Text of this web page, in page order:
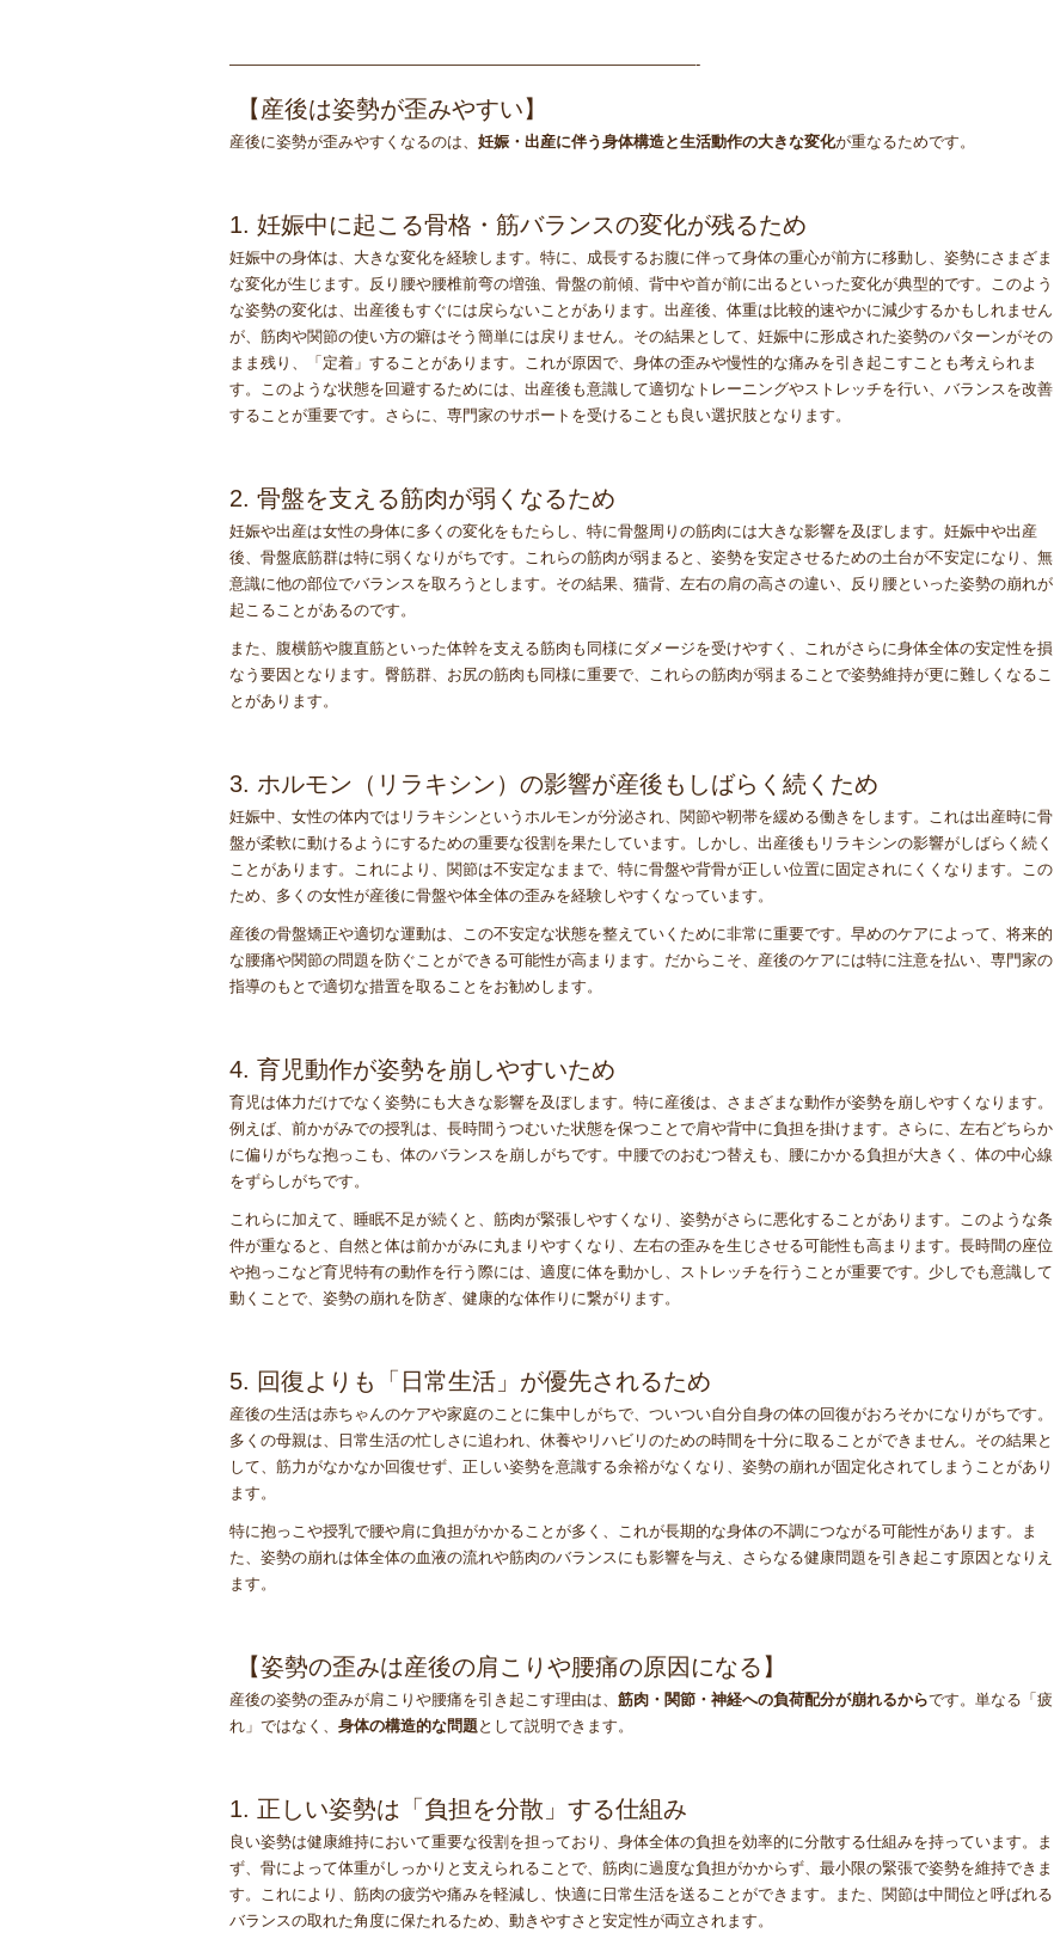
——————————————————————————————-
【産後は姿勢が歪みやすい】
産後に姿勢が歪みやすくなるのは、 妊娠・出産に伴う身体構造と生活動作の大きな変化が重なるためです。
1. 妊娠中に起こる骨格・筋バランスの変化が残るため
妊娠中の身体は、大きな変化を経験します。特に、成長するお腹に伴って身体の重心が前方に移動し、姿勢にさまざま
な変化が生じます。反り腰や腰椎前弯の増強、骨盤の前傾、背中や首が前に出るといった変化が典型的です。このよう
な姿勢の変化は、出産後もすぐには戻らないことがあります。出産後、体重は比較的速やかに減少するかもしれません
が、筋肉や関節の使い方の癖はそう簡単には戻りません。その結果として、妊娠中に形成された姿勢のパターンがその
まま残り、「定着」することがあります。これが原因で、身体の歪みや慢性的な痛みを引き起こすことも考えられま
す。このような状態を回避するためには、出産後も意識して適切なトレーニングやストレッチを行い、バランスを改善
することが重要です。さらに、専門家のサポートを受けることも良い選択肢となります。
2. 骨盤を支える筋肉が弱くなるため
妊娠や出産は女性の身体に多くの変化をもたらし、特に骨盤周りの筋肉には大きな影響を及ぼします。妊娠中や出産
後、骨盤底筋群は特に弱くなりがちです。これらの筋肉が弱まると、姿勢を安定させるための土台が不安定になり、無
意識に他の部位でバランスを取ろうとします。その結果、猫背、左右の肩の高さの違い、反り腰といった姿勢の崩れが
起こることがあるのです。
また、腹横筋や腹直筋といった体幹を支える筋肉も同様にダメージを受けやすく、これがさらに身体全体の安定性を損
なう要因となります。臀筋群、お尻の筋肉も同様に重要で、これらの筋肉が弱まることで姿勢維持が更に難しくなるこ
とがあります。
3. ホルモン（リラキシン）の影響が産後もしばらく続くため
妊娠中、女性の体内ではリラキシンというホルモンが分泌され、関節や靭帯を緩める働きをします。これは出産時に骨
盤が柔軟に動けるようにするための重要な役割を果たしています。しかし、出産後もリラキシンの影響がしばらく続く
ことがあります。これにより、関節は不安定なままで、特に骨盤や背骨が正しい位置に固定されにくくなります。この
ため、多くの女性が産後に骨盤や体全体の歪みを経験しやすくなっています。
産後の骨盤矯正や適切な運動は、この不安定な状態を整えていくために非常に重要です。早めのケアによって、将来的
な腰痛や関節の問題を防ぐことができる可能性が高まります。だからこそ、産後のケアには特に注意を払い、専門家の
指導のもとで適切な措置を取ることをお勧めします。
4. 育児動作が姿勢を崩しやすいため
育児は体力だけでなく姿勢にも大きな影響を及ぼします。特に産後は、さまざまな動作が姿勢を崩しやすくなります。
例えば、前かがみでの授乳は、長時間うつむいた状態を保つことで肩や背中に負担を掛けます。さらに、左右どちらか
に偏りがちな抱っこも、体のバランスを崩しがちです。中腰でのおむつ替えも、腰にかかる負担が大きく、体の中心線
をずらしがちです。
これらに加えて、睡眠不足が続くと、筋肉が緊張しやすくなり、姿勢がさらに悪化することがあります。このような条
件が重なると、自然と体は前かがみに丸まりやすくなり、左右の歪みを生じさせる可能性も高まります。長時間の座位
や抱っこなど育児特有の動作を行う際には、適度に体を動かし、ストレッチを行うことが重要です。少しでも意識して
動くことで、姿勢の崩れを防ぎ、健康的な体作りに繋がります。
5. 回復よりも「日常生活」が優先されるため
産後の生活は赤ちゃんのケアや家庭のことに集中しがちで、ついつい自分自身の体の回復がおろそかになりがちです。
多くの母親は、日常生活の忙しさに追われ、休養やリハビリのための時間を十分に取ることができません。その結果と
して、筋力がなかなか回復せず、正しい姿勢を意識する余裕がなくなり、姿勢の崩れが固定化されてしまうことがあり
ます。
特に抱っこや授乳で腰や肩に負担がかかることが多く、これが長期的な身体の不調につながる可能性があります。ま
た、姿勢の崩れは体全体の血液の流れや筋肉のバランスにも影響を与え、さらなる健康問題を引き起こす原因となりえ
ます。
【姿勢の歪みは産後の肩こりや腰痛の原因になる】
産後の姿勢の歪みが肩こりや腰痛を引き起こす理由は、 筋肉・関節・神経への負荷配分が崩れるからです。単なる「疲
れ」ではなく、 身体の構造的な問題 として説明できます。
1. 正しい姿勢は「負担を分散」する仕組み
良い姿勢は健康維持において重要な役割を担っており、身体全体の負担を効率的に分散する仕組みを持っています。ま
ず、骨によって体重がしっかりと支えられることで、筋肉に過度な負担がかからず、最小限の緊張で姿勢を維持できま
す。これにより、筋肉の疲労や痛みを軽減し、快適に日常生活を送ることができます。また、関節は中間位と呼ばれる
バランスの取れた角度に保たれるため、動きやすさと安定性が両立されます。